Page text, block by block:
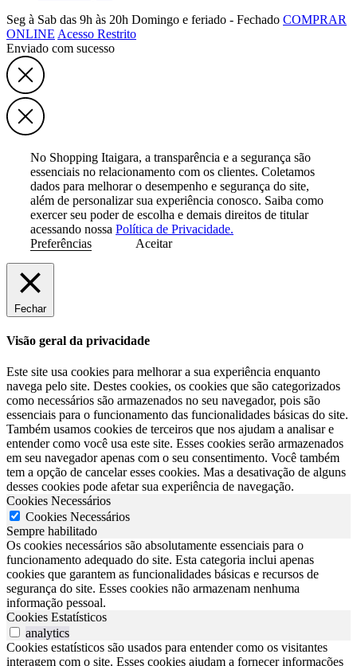
Seg à Sab das 9h às 20h Domingo e feriado - Fechado COMPRAR
ONLINE Acesso Restrito
Enviado com sucesso
No Shopping Itaigara, a transparência e a segurança são
essenciais no relacionamento com os clientes. Coletamos
dados para melhorar o desempenho e segurança do site,
além de personalizar sua experiência conosco. Saiba como
exercer seu poder de escolha e demais direitos de titular
acessando nossa Política de Privacidade.
Preferências
Aceitar
Fechar
Visão geral da privacidade
Este site usa cookies para melhorar a sua experiência enquanto
navega pelo site. Destes cookies, os cookies que são categorizados
como necessários são armazenados no seu navegador, pois são
essenciais para o funcionamento das funcionalidades básicas do site.
Também usamos cookies de terceiros que nos ajudam a analisar e
entender como você usa este site. Esses cookies serão armazenados
em seu navegador apenas com o seu consentimento. Você também
tem a opção de cancelar esses cookies. Mas a desativação de alguns
desses cookies pode afetar sua experiência de navegação.
Cookies Necessários
Cookies Necessários
Sempre habilitado
Os cookies necessários são absolutamente essenciais para o
funcionamento adequado do site. Esta categoria inclui apenas
cookies que garantem as funcionalidades básicas e recursos de
segurança do site. Esses cookies não armazenam nenhuma
informação pessoal.
Cookies Estatísticos
analytics
Cookies estatísticos são usados para entender como os visitantes
interagem com o site. Esses cookies ajudam a fornecer informações